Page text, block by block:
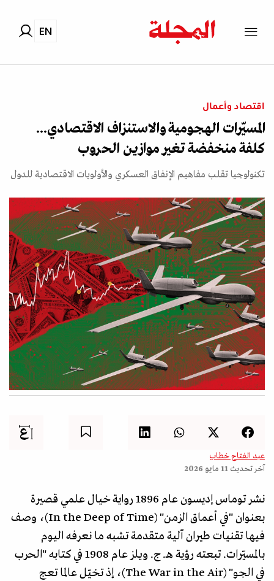
EN
اقتصاد وأعمال
المسيّرات الهجومية والاستنزاف الاقتصادي...
كلفة منخفضة تغير موازين الحروب
تكنولوجيا تقلب مفاهيم الإنفاق العسكري والأولويات الاقتصادية للدول
عبد الفتاح خطاب
آخر تحديث 11 مايو 2026
نشر توماس إديسون عام 1896 رواية خيال علمي قصيرة
بعنوان "في أعماق الزمن" (In the Deep of Time)، وصف
فيها تقنيات طيران آلية متقدمة تشبه ما نعرفه اليوم
بالمسيّرات. تبعته رؤية هـ. ج. ويلز عام 1908 في كتابه "الحرب
في الجو" (The War in the Air)، إذ تخيّل عالما تعج